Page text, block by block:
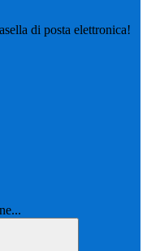
di posta elettronica!